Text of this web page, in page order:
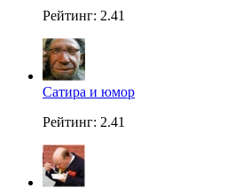
Рейтинг: 2.41
Сатира и юмор
Рейтинг: 2.41